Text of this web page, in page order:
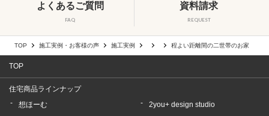
よくあるご質問
FAQ
資料請求
REQUEST
TOP 施工実例・お客様の声 施工実例 程よい距離間の二世帯のお家
TOP
住宅商品ラインナップ
想ほーむ
2you+ design studio